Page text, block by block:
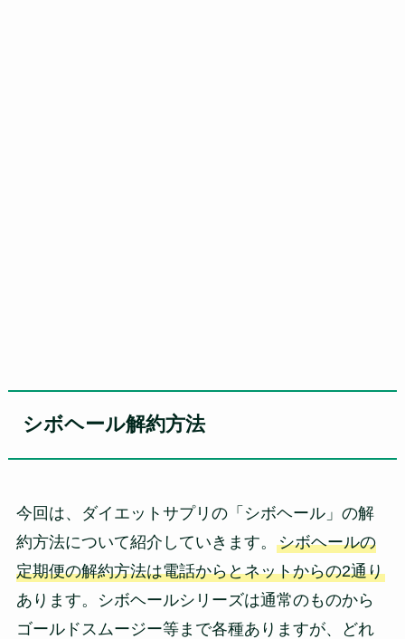
シボヘール解約方法
今回は、ダイエットサプリの「シボヘール」の解
約方法について紹介していきます。 シボヘールの
定期便の解約方法は電話からとネットからの2通り
あります。シボヘールシリーズは通常のものから
ゴールドスムージー等まで各種ありますが、どれ